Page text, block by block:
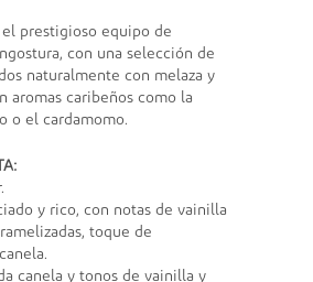
el prestigioso equipo de
con una selección de
naturalmente con melaza y
aromas caribeños como la
o el cardamomo.
y rico, con notas de vainilla
toque de
canela y tonos de vainilla y